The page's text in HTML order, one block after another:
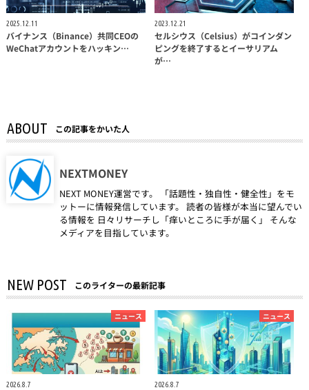
2025.12.11
バイナンス（Binance）共同CEOの
WeChatアカウントをハッキン…
2023.12.21
セルシウス（Celsius）がコインダン
ピングを終了するとイーサリアム
が…
ABOUT この記事をかいた人
NEXTMONEY
NEXT MONEY運営です。 「話題性・独自性・健全性」をモ
ットーに情報発信しています。 読者の皆様が本当に望んでい
る情報を 日々リサーチし「痒いところに手が届く」 そんな
メディアを目指しています。
NEW POST このライターの最新記事
ニュース
2026.8.7
ニュース
2026.8.7